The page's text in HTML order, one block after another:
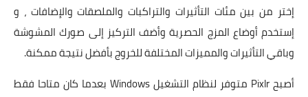
إختر من بين مئات التأثيرات والتراكبات والملصقات والإضافات ، و
إستخدم أوضاع المزج الحصرية وأضف التركيز إلى صورك المشوشة
وباقي التأثيرات والمميزات المختلفة للخروج بأفضل نتيجة ممكنة.
أصبح Pixlr متوفر لنظام التشغيل Windows بعدما كان متاحا فقط